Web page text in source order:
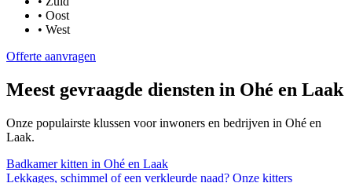
• Oost
• West
Offerte aanvragen
Meest gevraagde diensten in Ohé en Laak
Onze populairste klussen voor inwoners en bedrijven in Ohé en
Laak.
Badkamer kitten in Ohé en Laak
Lekkages, schimmel of een verkleurde naad? Onze kitters